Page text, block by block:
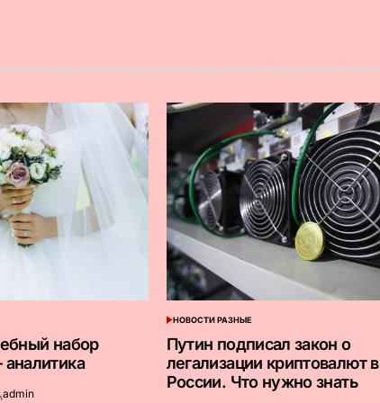
набор
admin
ОПУБЛИКОВАНО
В
НОВОСТИ РАЗНЫЕ
Путин подписал закон о
легализации криптовалют в
России. Что нужно знать